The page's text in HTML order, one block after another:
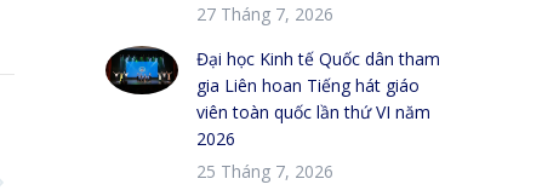
27 Tháng 7, 2026
Đại học Kinh tế Quốc dân tham
gia Liên hoan Tiếng hát giáo
viên toàn quốc lần thứ VI năm
2026
25 Tháng 7, 2026